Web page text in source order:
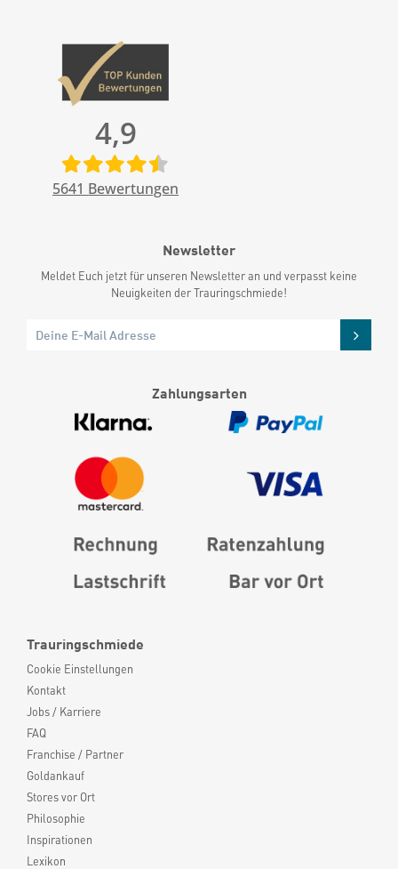
Trauringschmiede
Cookie Einstellungen
Kontakt
Jobs / Karriere
FAQ
Franchise / Partner
Goldankauf
Stores vor Ort
Philosophie
Inspirationen
Lexikon
4,9
5641 Bewertungen
Newsletter
Meldet Euch jetzt für unseren Newsletter an und verpasst keine
Neuigkeiten der Trauringschmiede!
Zahlungsarten